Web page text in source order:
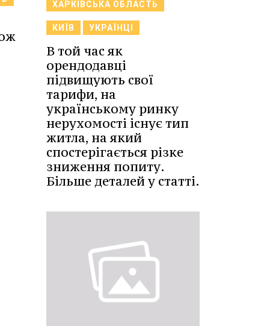
ХАРКІВСЬКА ОБЛАСТЬ
КИЇВ УКРАЇНЦІ
В той час як
орендодавці
підвищують свої
тарифи, на
українському ринку
нерухомості існує тип
житла, на який
спостерігається різке
зниження попиту.
Більше деталей у статті.